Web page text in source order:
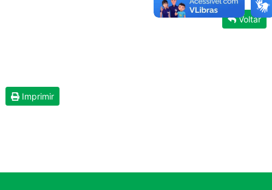
Voltar
Imprimir